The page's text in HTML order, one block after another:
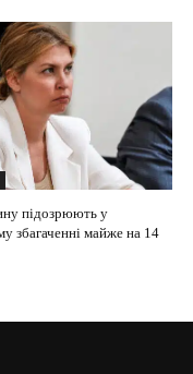
підозрюють у
збагаченні майже на 14